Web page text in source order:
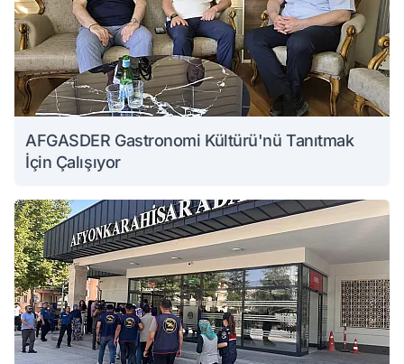
AFGASDER Gastronomi Kültürü'nü Tanıtmak
İçin Çalışıyor